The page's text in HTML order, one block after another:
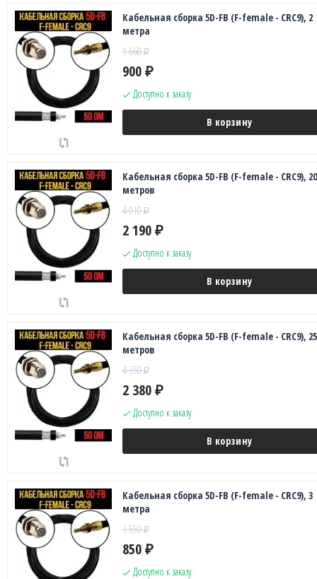
Кабельная сборка 5D-FB (F-female - CRC9), 2
метра
1 660₽
900 ₽
Доступно к заказу
В корзину
Кабельная сборка 5D-FB (F-female - CRC9), 20
метров
4 010₽
2 190 ₽
Доступно к заказу
В корзину
Кабельная сборка 5D-FB (F-female - CRC9), 25
метров
4 350₽
2 380 ₽
Доступно к заказу
В корзину
Кабельная сборка 5D-FB (F-female - CRC9), 3
метра
1 550₽
850 ₽
Доступно к заказу